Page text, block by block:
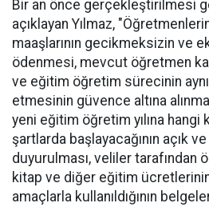
Bir an önce gerçekleştirilmesi
açıklayan Yılmaz,
maaşlarının gecikmeksizin ve
ödenmesi, mevcut öğretmen
ve eğitim öğretim sürecinin
etmesinin güvence altına
yeni eğitim öğretim yılına hangi
şartlarda başlayacağının açık
duyurulması, veliler tarafından
kitap ve diğer eğitim
amaçlarla kullanıldığının